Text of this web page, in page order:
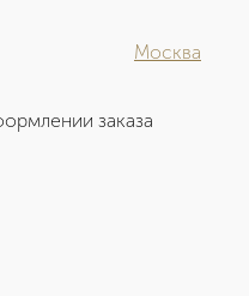
Москва
заказа